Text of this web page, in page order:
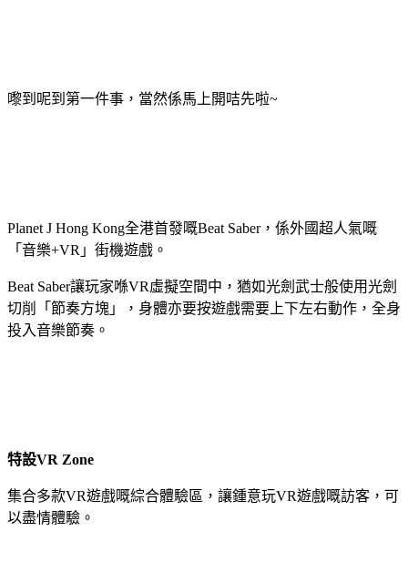
嚟到呢到第一件事，當然係馬上開咭先啦~
Planet J Hong Kong全港首發嘅Beat Saber，係外國超人氣嘅
「音樂+VR」街機遊戲。
Beat Saber讓玩家喺VR虛擬空間中，猶如光劍武士般使用光劍
切削「節奏方塊」，身體亦要按遊戲需要上下左右動作，全身
投入音樂節奏。
特設VR Zone
集合多款VR遊戲嘅綜合體驗區，讓鍾意玩VR遊戲嘅訪客，可
以盡情體驗。